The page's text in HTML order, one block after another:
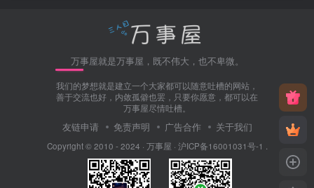
万事屋就是万事屋，既不伟大，也不卑微。
我们的梦想就是建立一个大家都可以随意吐槽的网站，
善于交流也好，内敛孤僻也罢，只要你愿意，都可以在
万事屋尽情吐槽。
友链申请 免责声明 广告合作 关于我们
Copyright © 2010 - 2024 · 万事屋 · 沪ICP备16001031号-1